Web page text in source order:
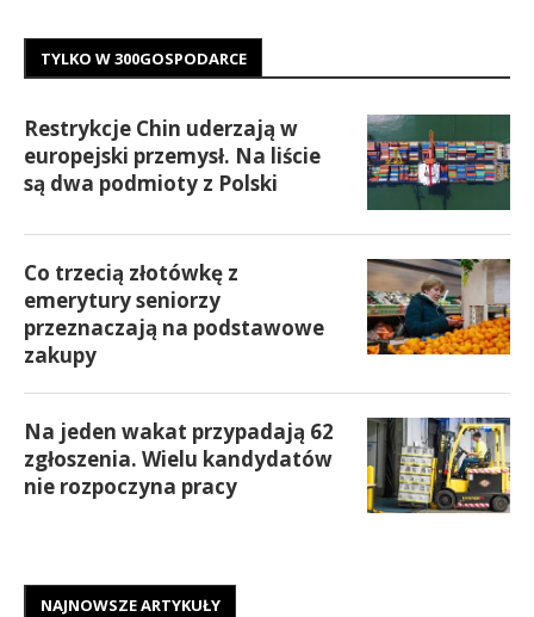
TYLKO W 300GOSPODARCE
Restrykcje Chin uderzają w
europejski przemysł. Na liście
są dwa podmioty z Polski
Co trzecią złotówkę z
emerytury seniorzy
przeznaczają na podstawowe
zakupy
Na jeden wakat przypadają 62
zgłoszenia. Wielu kandydatów
nie rozpoczyna pracy
NAJNOWSZE ARTYKUŁY